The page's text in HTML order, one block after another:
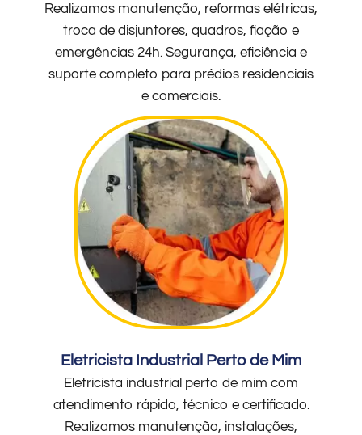
Realizamos manutenção, reformas elétricas,
troca de disjuntores, quadros, fiação e
emergências 24h. Segurança, eficiência e
suporte completo para prédios residenciais
e comerciais.
Eletricista Industrial Perto de Mim
Eletricista industrial perto de mim com
atendimento rápido, técnico e certificado.
Realizamos manutenção, instalações,